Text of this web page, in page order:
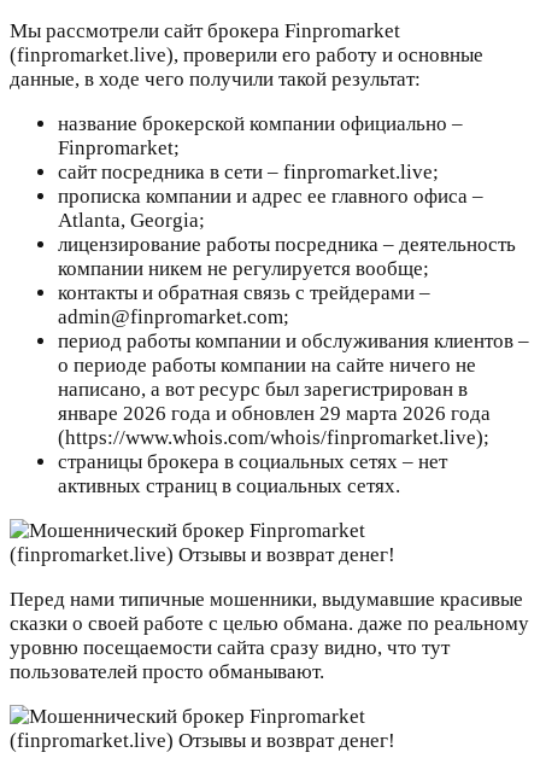
Мы рассмотрели сайт брокера Finpromarket
(finpromarket.live), проверили его работу и основные
данные, в ходе чего получили такой результат:
название брокерской компании официально –
Finpromarket;
сайт посредника в сети – finpromarket.live;
прописка компании и адрес ее главного офиса –
Atlanta, Georgia;
лицензирование работы посредника – деятельность
компании никем не регулируется вообще;
контакты и обратная связь с трейдерами –
admin@finpromarket.com;
период работы компании и обслуживания клиентов –
о периоде работы компании на сайте ничего не
написано, а вот ресурс был зарегистрирован в
январе 2026 года и обновлен 29 марта 2026 года
(https://www.whois.com/whois/finpromarket.live);
страницы брокера в социальных сетях – нет
активных страниц в социальных сетях.
Перед нами типичные мошенники, выдумавшие красивые
сказки о своей работе с целью обмана. даже по реальному
уровню посещаемости сайта сразу видно, что тут
пользователей просто обманывают.